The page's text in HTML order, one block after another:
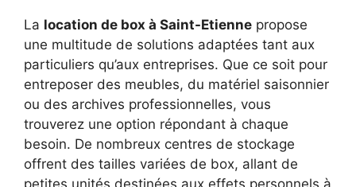
La location de box à Saint-Etienne propose
une multitude de solutions adaptées tant aux
particuliers qu’aux entreprises. Que ce soit pour
entreposer des meubles, du matériel saisonnier
ou des archives professionnelles, vous
trouverez une option répondant à chaque
besoin. De nombreux centres de stockage
offrent des tailles variées de box, allant de
petites unités destinées aux effets personnels à